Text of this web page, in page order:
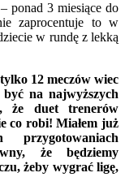
ponad 3 miesiące do
zaprocentuje to w
w rundę z lekką
12 meczów wiec
na najwyższych
że duet trenerów
co robi! Miałem już
że będziemy
żeby wygrać ligę,